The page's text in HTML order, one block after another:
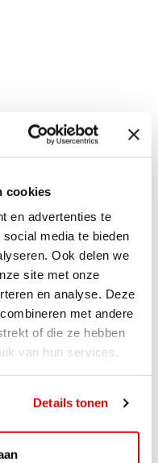
cookies
en advertenties te
media te bieden
Ook delen we
site met onze
en analyse. Deze
met andere
of die ze hebben
van hun services.
Details tonen